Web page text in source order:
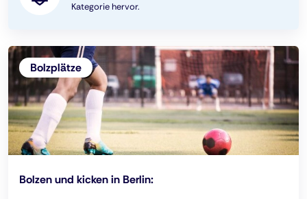
Kategorie hervor.
Bolzplätze
Bolzen und kicken in Berlin: